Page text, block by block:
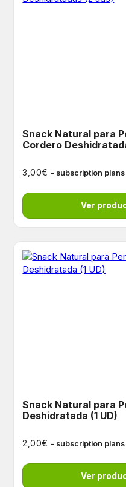
Snack Natural para
Cordero
3,00€ – subscription
Ver
Snack Natural para
Deshidratada (1 UD)
2,00€ – subscription
Ver